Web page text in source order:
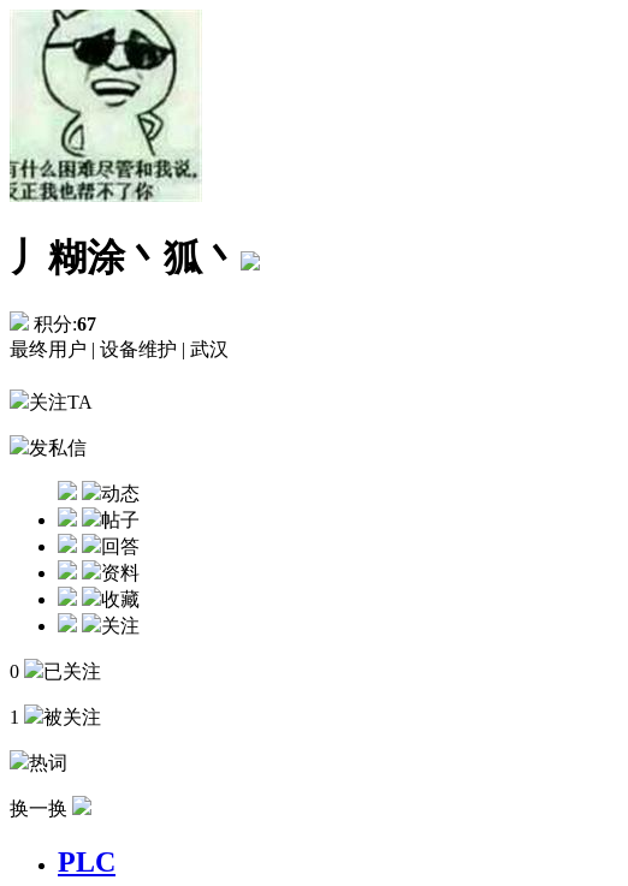
丿糊涂丶狐丶
积分:67
最终用户 | 设备维护 | 武汉
关注TA
发私信
动态
帖子
回答
资料
收藏
关注
0 已关注
1 被关注
热词
换一换
PLC